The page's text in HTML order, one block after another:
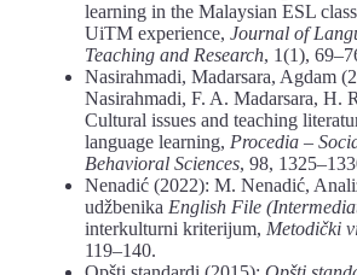
learning in the Malaysian ESL
UiTM experience, Journal of
Teaching and Research, 1(1),
Nasirahmadi, Madarsara, Agdam
Nasirahmadi, F. A. Madarsara, H.
Cultural issues and teaching
language learning, Procedia –
Behavioral Sciences, 98,
Nenadić (2022): M. Nenadić,
udžbenika English File
interkulturni kriterijum, Metodički
119–140.